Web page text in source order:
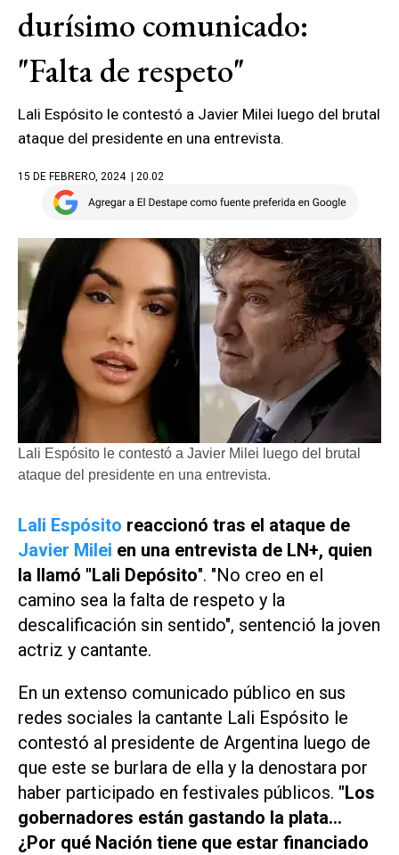
durísimo comunicado:
"Falta de respeto"
Lali Espósito le contestó a Javier Milei luego del brutal
ataque del presidente en una entrevista.
15 DE FEBRERO, 2024 | 20.02
Lali Espósito le contestó a Javier Milei luego del brutal
ataque del presidente en una entrevista.
Lali Espósito reaccionó tras el ataque de
Javier Milei en una entrevista de LN+, quien
la llamó "Lali Depósito". "No creo en el
camino sea la falta de respeto y la
descalificación sin sentido", sentenció la joven
actriz y cantante.
En un extenso comunicado público en sus
redes sociales la cantante Lali Espósito le
contestó al presidente de Argentina luego de
que este se burlara de ella y la denostara por
haber participado en festivales públicos. "Los
gobernadores están gastando la plata...
¿Por qué Nación tiene que estar financiado